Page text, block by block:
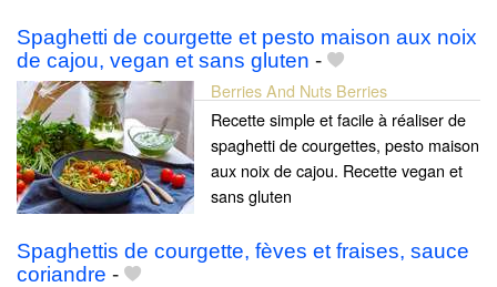
Spaghetti de courgette et pesto maison aux noix
de cajou, vegan et sans gluten -
Berries And Nuts Berries
Recette simple et facile à réaliser de
spaghetti de courgettes, pesto maison
aux noix de cajou. Recette vegan et
sans gluten
Spaghettis de courgette, fèves et fraises, sauce
coriandre -